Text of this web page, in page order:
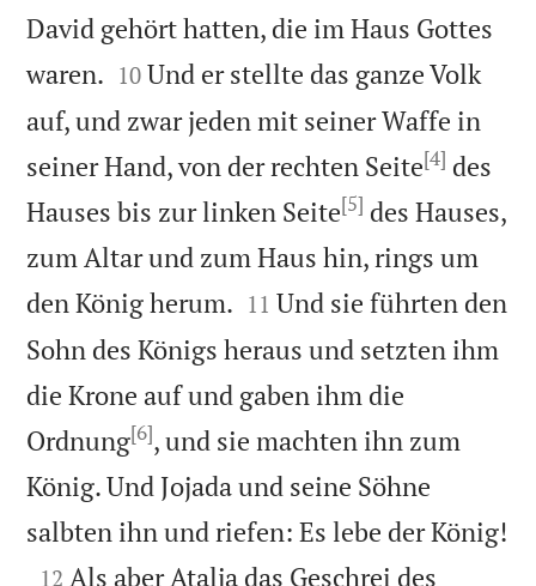
David gehört hatten, die im Haus Gottes
waren. 

10 Und er stellte das ganze Volk
auf, und zwar jeden mit seiner Waffe in
seiner Hand, von der rechten Seite[4] des
Hauses bis zur linken Seite[5] des Hauses,
zum Altar und zum Haus hin, rings um
den König herum. 

11 Und sie führten den
Sohn des Königs heraus und setzten ihm
die Krone auf und gaben ihm die
Ordnung[6], und sie machten ihn zum
König. Und Jojada und seine Söhne
salbten ihn und riefen: Es lebe der König!

12 Als aber Atalja das Geschrei des